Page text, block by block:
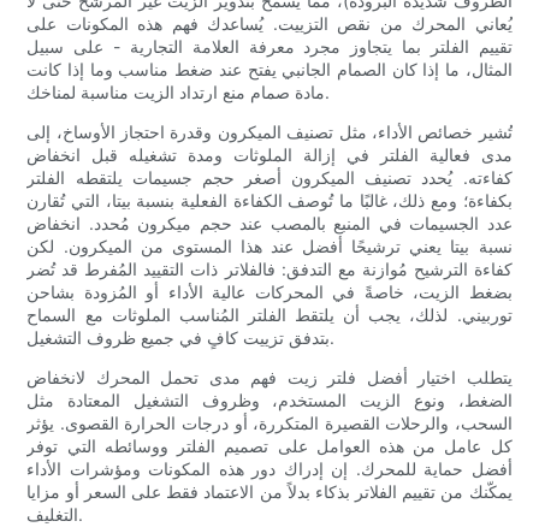
يُعاني المحرك من نقص التزييت. يُساعدك فهم هذه المكونات على
تقييم الفلتر بما يتجاوز مجرد معرفة العلامة التجارية - على سبيل
المثال، ما إذا كان الصمام الجانبي يفتح عند ضغط مناسب وما إذا كانت
مادة صمام منع ارتداد الزيت مناسبة لمناخك.
تُشير خصائص الأداء، مثل تصنيف الميكرون وقدرة احتجاز الأوساخ، إلى
مدى فعالية الفلتر في إزالة الملوثات ومدة تشغيله قبل انخفاض
كفاءته. يُحدد تصنيف الميكرون أصغر حجم جسيمات يلتقطه الفلتر
بكفاءة؛ ومع ذلك، غالبًا ما تُوصف الكفاءة الفعلية بنسبة بيتا، التي تُقارن
عدد الجسيمات في المنبع بالمصب عند حجم ميكرون مُحدد. انخفاض
نسبة بيتا يعني ترشيحًا أفضل عند هذا المستوى من الميكرون. لكن
كفاءة الترشيح مُوازنة مع التدفق: فالفلاتر ذات التقييد المُفرط قد تُضر
بضغط الزيت، خاصةً في المحركات عالية الأداء أو المُزودة بشاحن
توربيني. لذلك، يجب أن يلتقط الفلتر المُناسب الملوثات مع السماح
بتدفق تزييت كافٍ في جميع ظروف التشغيل.
يتطلب اختيار أفضل فلتر زيت فهم مدى تحمل المحرك لانخفاض
الضغط، ونوع الزيت المستخدم، وظروف التشغيل المعتادة مثل
السحب، والرحلات القصيرة المتكررة، أو درجات الحرارة القصوى. يؤثر
كل عامل من هذه العوامل على تصميم الفلتر ووسائطه التي توفر
أفضل حماية للمحرك. إن إدراك دور هذه المكونات ومؤشرات الأداء
يمكّنك من تقييم الفلاتر بذكاء بدلاً من الاعتماد فقط على السعر أو مزايا
التغليف.